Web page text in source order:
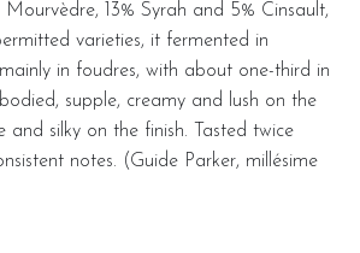
Mourvèdre, 13% Syrah and 5% Cinsault,
varieties, it fermented in
in foudres, with about one-third in
supple, creamy and lush on the
and silky on the finish. Tasted twice
notes. (Guide Parker, millésime